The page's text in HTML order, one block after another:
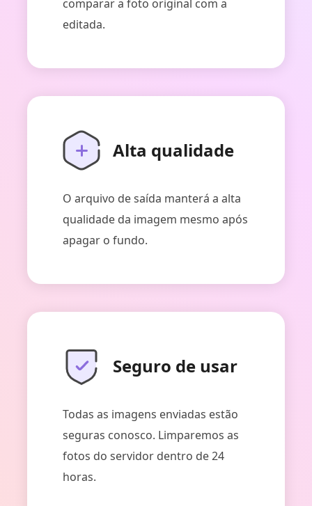
comparar a foto original com a
editada.
Alta qualidade
O arquivo de saída manterá a alta
qualidade da imagem mesmo após
apagar o fundo.
Seguro de usar
Todas as imagens enviadas estão
seguras conosco. Limparemos as
fotos do servidor dentro de 24
horas.